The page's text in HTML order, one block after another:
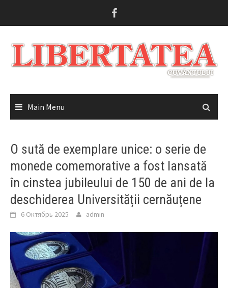
Main Menu
O sută de exemplare unice: o serie de
monede comemorative a fost lansată
în cinstea jubileului de 150 de ani de la
deschiderea Universității cernăuțene
6 Октябрь 2025 admin